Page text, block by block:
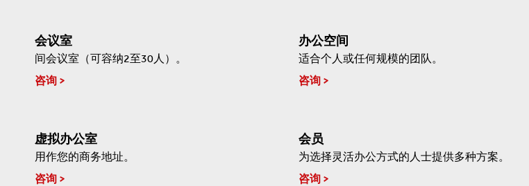
会议室
间会议室（可容纳2至30人）。
咨询
办公空间
适合个人或任何规模的团队。
咨询
虚拟办公室
用作您的商务地址。
咨询
会员
为选择灵活办公方式的人士提供多种方案。
咨询